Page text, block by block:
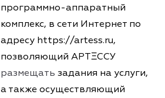
программно-аппаратный
комплекс, в сети Интернет по
адресу https://artess.ru,
позволяющий АРТΞССУ
размещать задания на услуги,
а также осуществляющий